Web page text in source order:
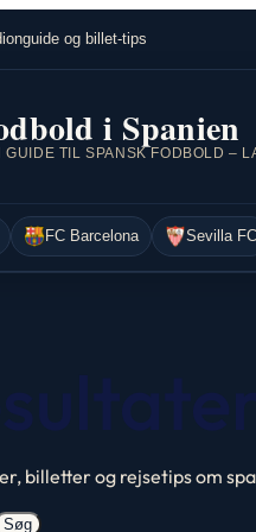
og billet-tips
i Spanien
FC Barcelona Sevilla FC
billetter og rejsetips om
Søg